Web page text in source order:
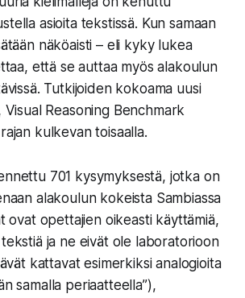
asioita tekstissä. Kun samaan
näköaisti – eli kyky lukea
että se auttaa myös alakoulun
Tutkijoiden kokoama uusi
Reasoning Benchmark
kulkevan toisaalla.
701 kysymyksestä, jotka on
alakoulun kokeista Sambiassa
ovat opettajien oikeasti käyttämiä,
tekstiä ja ne eivät ole laboratorioon
kattavat esimerkiksi analogioita
samalla periaatteella”),